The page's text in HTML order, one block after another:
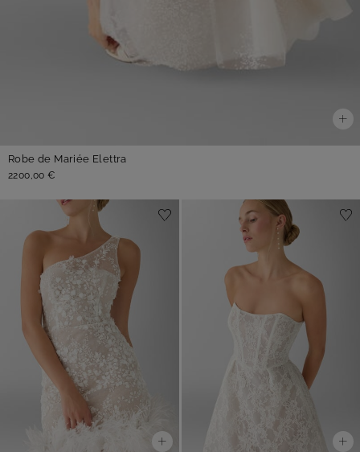
Robe de Mariée Elettra
2200,00 €